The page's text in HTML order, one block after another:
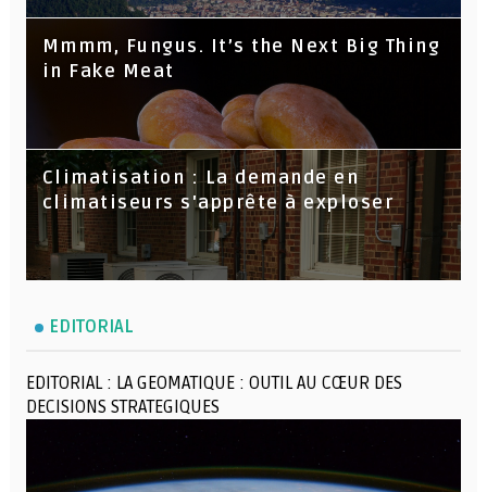
Mmmm, Fungus. It’s the Next Big Thing
in Fake Meat
Climatisation : La demande en
climatiseurs s'apprête à exploser
EDITORIAL
EDITORIAL : LA GEOMATIQUE : OUTIL AU CŒUR DES
DECISIONS STRATEGIQUES